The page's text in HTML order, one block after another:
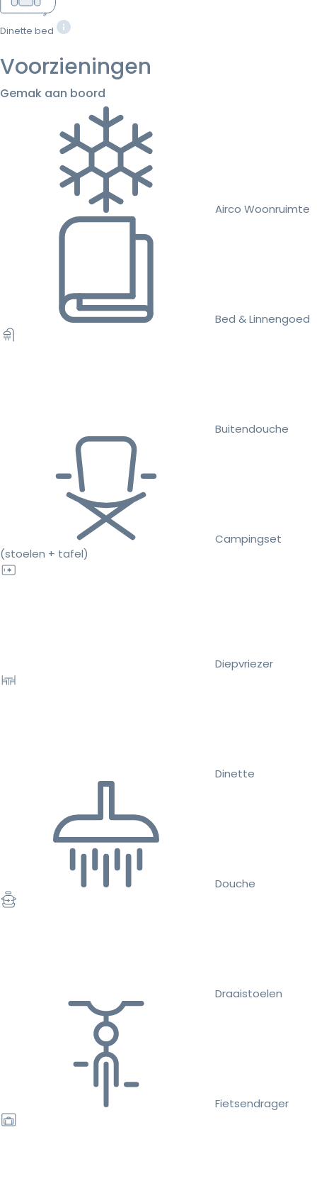
Dinette bed
Voorzieningen
Gemak aan boord
Airco Woonruimte
Bed & Linnengoed
Buitendouche
Campingset
(stoelen + tafel)
Diepvriezer
Dinette
Douche
Draaistoelen
Fietsendrager